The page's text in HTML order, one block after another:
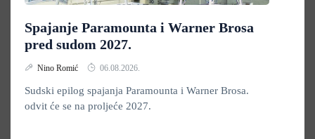
Spajanje Paramounta i Warner Brosa
pred sudom 2027.
Nino Romić 06.08.2026.
Sudski epilog spajanja Paramounta i Warner Brosa.
odvit će se na proljeće 2027.